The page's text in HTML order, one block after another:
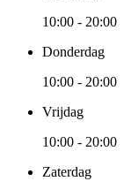
10:00 - 20:00
Donderdag
10:00 - 20:00
Vrijdag
10:00 - 20:00
Zaterdag